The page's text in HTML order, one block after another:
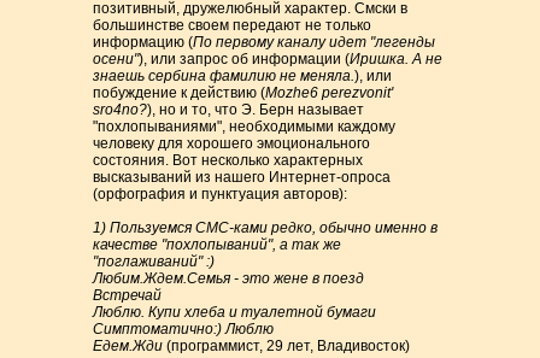
позитивный, дружелюбный характер. Смски в
большинстве своем передают не только
информацию (По первому каналу идет "легенды
осени"), или запрос об информации (Иришка. А не
знаешь сербина фамилию не меняла.), или
побуждение к действию (Mozhe6 perezvonit'
sro4no?), но и то, что Э. Берн называет
"похлопываниями", необходимыми каждому
человеку для хорошего эмоционального
состояния. Вот несколько характерных
высказываний из нашего Интернет-опроса
(орфография и пунктуация авторов):
1) Пользуемся СМС-ками редко, обычно именно в
качестве "похлопываний", а так же
"поглаживаний" :)
Любим.Ждем.Семья - это жене в поезд
Встречай
Люблю. Купи хлеба и туалетной бумаги
Симптоматично:) Люблю
Едем.Жди (программист, 29 лет, Владивосток)